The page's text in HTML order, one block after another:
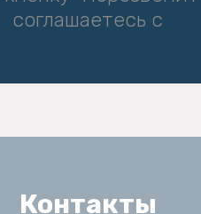
соглашаетесь с
Контакты